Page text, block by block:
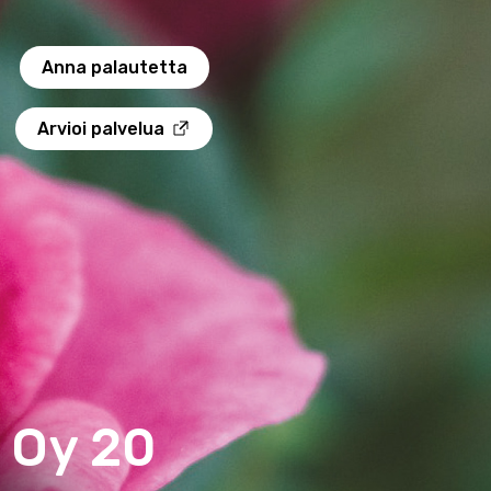
Anna palautetta
Arvioi palvelua
20